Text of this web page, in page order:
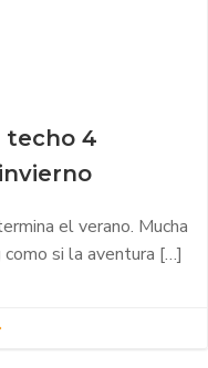
techo 4
el verano. Mucha
si la aventura […]